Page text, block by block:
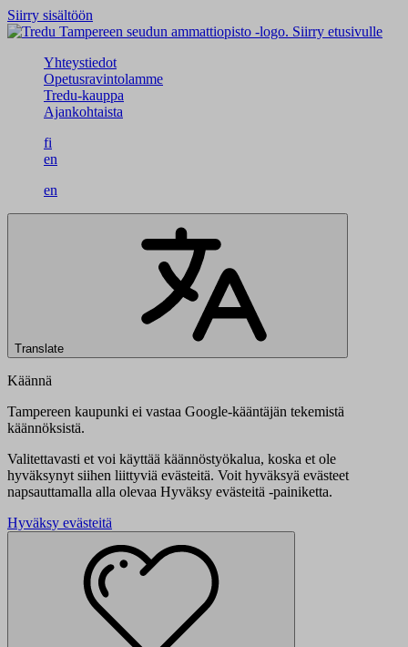
Siirry sisältöön
Siirry etusivulle
Yhteystiedot
Opetusravintolamme
Tredu-kauppa
Ajankohtaista
fi
en
en
Translate
Käännä
Tampereen kaupunki ei vastaa Google-kääntäjän tekemistä
käännöksistä.
Valitettavasti et voi käyttää käännöstyökalua, koska et ole
hyväksynyt siihen liittyviä evästeitä. Voit hyväksyä evästeet
napsauttamalla alla olevaa Hyväksy evästeitä -painiketta.
Hyväksy evästeitä